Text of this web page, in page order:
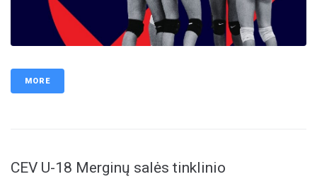
MORE
CEV U-18 Merginų salės tinklinio